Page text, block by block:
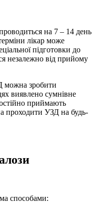
на 7 – 14 день
лікар може
підготовки до
незалежно від прийому
можна зробити
виявлено сумнівне
приймають
проходити УЗД на будь-
способами: